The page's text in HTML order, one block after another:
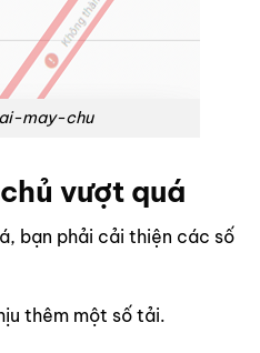
may-chu
vượt quá
bạn phải cải thiện các số
thêm một số tải.